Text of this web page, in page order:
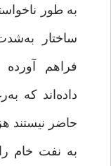
به طور
ساختار
فراهم
داده‌اند که
حاضر نیستند
به نفت خام